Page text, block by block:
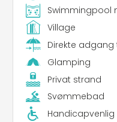
Swimmingpool
Village
Direkte adgang
Glamping
Privat strand
Svømmebad
Handicapvenlig